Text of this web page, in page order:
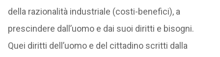
della razionalità industriale (costi-benefici), a
prescindere dall’uomo e dai suoi diritti e bisogni.
Quei diritti dell’uomo e del cittadino scritti dalla